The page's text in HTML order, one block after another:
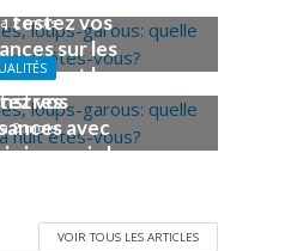
2 mois
testez vos
sur les
héros et les
2 mois
vos
avec
japonais !
VOIR TOUS LES ARTICLES